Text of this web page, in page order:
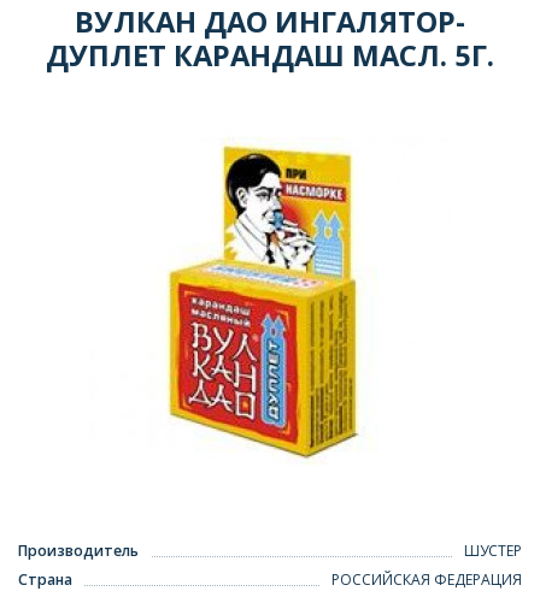
ВУЛКАН ДАО ИНГАЛЯТОР-
ДУПЛЕТ КАРАНДАШ МАСЛ. 5Г.
Производитель
ШУСТЕР
Страна
РОССИЙСКАЯ ФЕДЕРАЦИЯ